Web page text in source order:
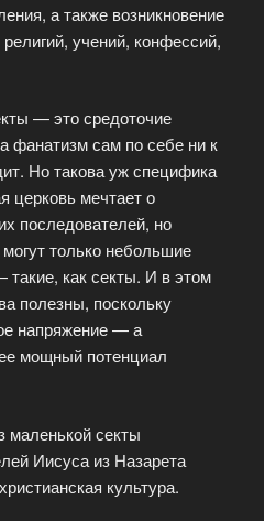
а также возникновение
учений, конфессий,
— это средоточие
фанатизм сам по себе ни к
Но такова уж специфика
церковь мечтает о
последователей, но
только небольшие
как секты. И в этом
полезны, поскольку
напряжение — а
мощный потенциал
маленькой секты
Иисуса из Назарета
культура.